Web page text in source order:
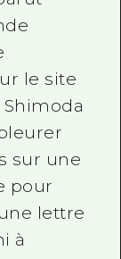
le site
sur une
pour
lettre
à